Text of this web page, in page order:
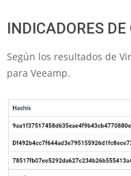
INDICADORES
Según los resultados de
para Veeamp.